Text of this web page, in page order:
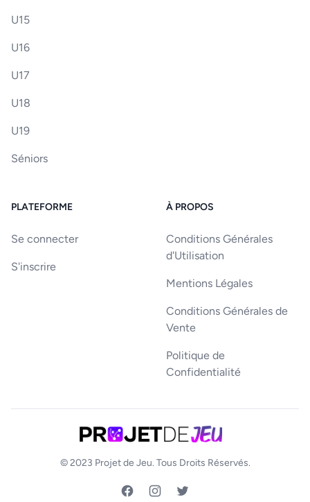
U15
U16
U17
U18
U19
Séniors
PLATEFORME
Se connecter
S'inscrire
À PROPOS
Conditions Générales
d'Utilisation
Mentions Légales
Conditions Générales de
Vente
Politique de
Confidentialité
© 2023 Projet de Jeu. Tous Droits Réservés.